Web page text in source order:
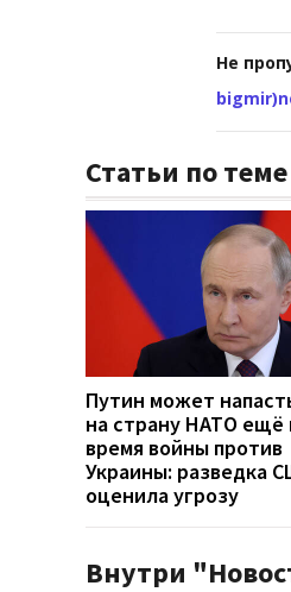
Не
Статьи по теме
Путин может
на страну НАТО ещё
время войны против
Украины: разведка
оценила угрозу
Внутри